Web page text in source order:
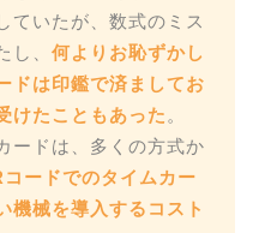
ていたが、数式のミス
し、 何よりお恥ずかし
ドは印鑑で済ましてお
けたこともあった 。
ードは、多くの方式か
コードでのタイムカー
機械を導入するコスト